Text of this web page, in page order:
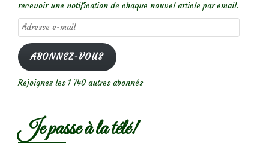
recevoir une notification de chaque nouvel article par email.
Adresse
e-
mail
ABONNEZ-VOUS
Rejoignez les 1 740 autres abonnés
Je passe à la télé!